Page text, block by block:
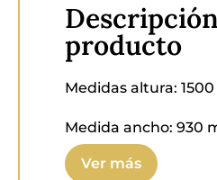
producto
Medidas altura:
Medida ancho: 930
Medida fondo:
Ver más